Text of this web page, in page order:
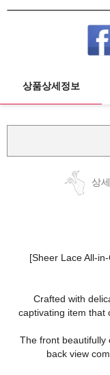
상품상세정보
상
[Sheer Lace All-
Crafted with
captivating item that
The front beautifully
back view